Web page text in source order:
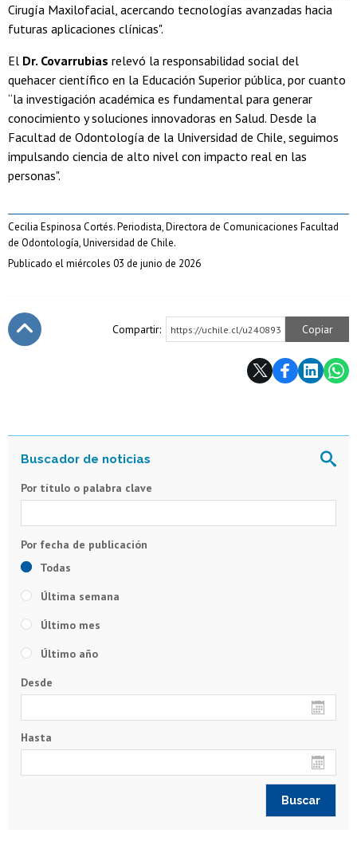
Cirugía Maxilofacial, acercando tecnologías avanzadas hacia
futuras aplicaciones clínicas".
El Dr. Covarrubias relevó la responsabilidad social del
quehacer científico en la Educación Superior pública, por cuanto
“la investigación académica es fundamental para generar
conocimiento y soluciones innovadoras en Salud. Desde la
Facultad de Odontología de la Universidad de Chile, seguimos
impulsando ciencia de alto nivel con impacto real en las
personas".
Cecilia Espinosa Cortés. Periodista, Directora de Comunicaciones Facultad
de Odontología, Universidad de Chile.
Publicado el miércoles 03 de junio de 2026
Compartir: https://uchile.cl/u240893 Copiar
Por título o palabra clave
Todas
Última semana
Último mes
Último año
Desde
Hasta